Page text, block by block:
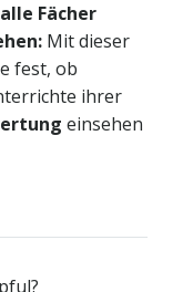
Fächer
Mit dieser
fest, ob
ihrer
einsehen